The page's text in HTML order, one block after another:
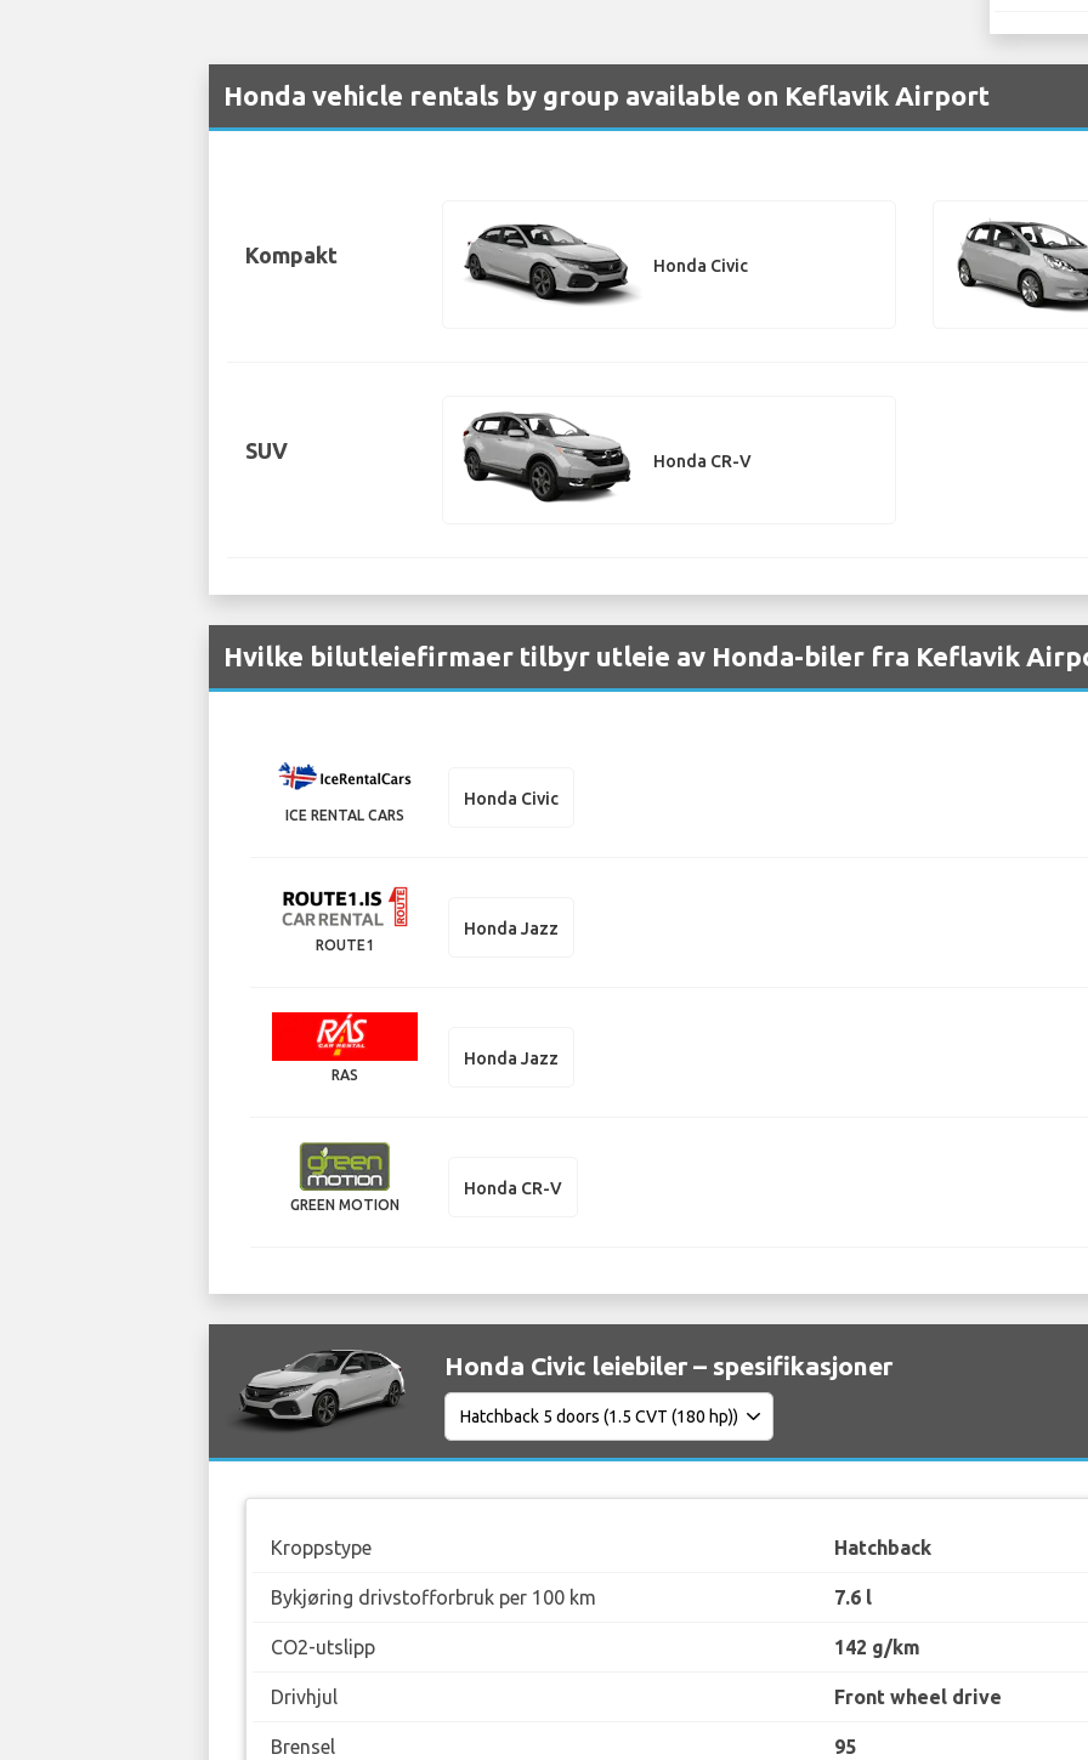
Honda vehicle rentals by group available on Keflavik Airport
Kompakt Honda Civic
SUV Honda CR-V
Hvilke bilutleiefirmaer tilbyr utleie av Honda-biler fra Keflavik
ICE RENTAL CARS
Honda Civic
ROUTE1
Honda Jazz
RAS
Honda Jazz
GREEN MOTION
Honda CR-V
Honda Civic leiebiler – spesifikasjoner
Kroppstype Hatchback
Bykjøring drivstofforbruk per 100 km 7.6 l
CO2-utslipp 142 g/km
Drivhjul Front wheel drive
Brensel 95